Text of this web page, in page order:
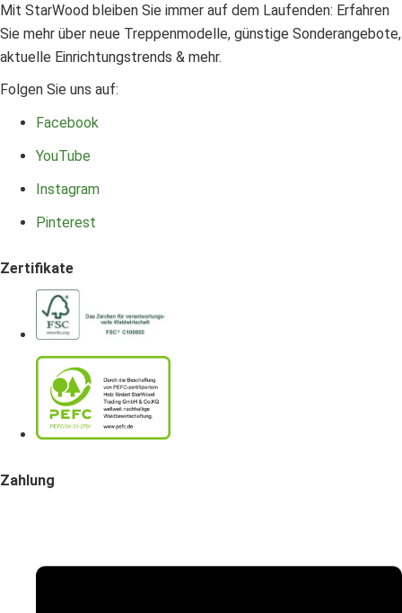
Mit StarWood bleiben Sie immer auf dem Laufenden: Erfahren
Sie mehr über neue Treppenmodelle, günstige Sonderangebote,
aktuelle Einrichtungstrends & mehr.
Folgen Sie uns auf:
Facebook
YouTube
Instagram
Pinterest
Zertifikate
Zahlung